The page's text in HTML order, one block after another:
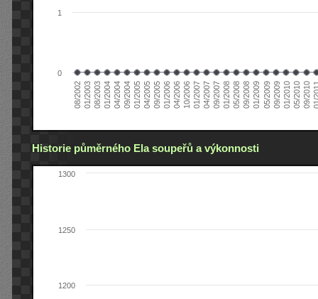
08/200201/200308/200301/200404/200409/200401/200504/200509/200501/200604/200610/200601/200704/200709/200701/200805/200809/200801/200905/200909/200901/201005/201009/2010
0
1
Historie půměrného Ela soupeřů a výkonnosti
1200
1250
1300